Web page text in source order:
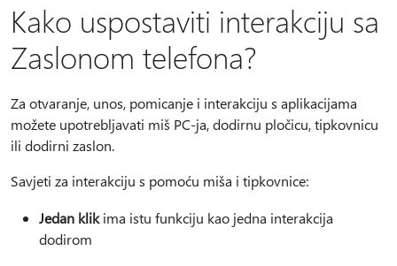
Kako uspostaviti interakciju sa
Zaslonom telefona?
Za otvaranje, unos, pomicanje i interakciju s aplikacijama
možete upotrebljavati miš PC-ja, dodirnu pločicu, tipkovnicu
ili dodirni zaslon.
Savjeti za interakciju s pomoću miša i tipkovnice:
Jedan klikima istu funkciju kao jedna interakcija
dodirom